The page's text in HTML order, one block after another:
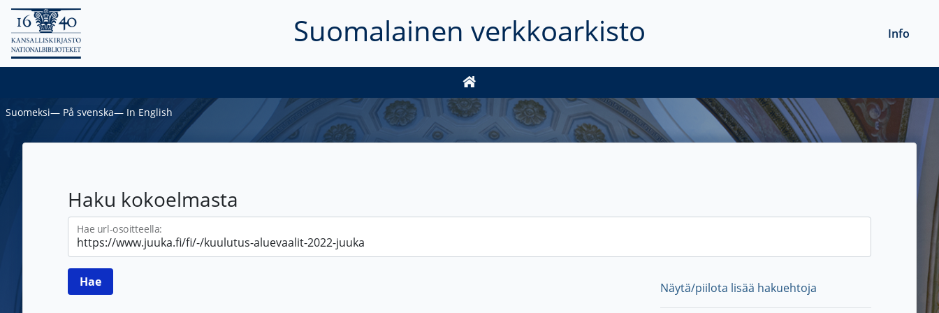
Suomalainen verkkoarkisto Info
Suomeksi― På svenska― In English
Haku kokoelmasta
Hae url-osoitteella:
Näytä/piilota lisää hakuehtoja